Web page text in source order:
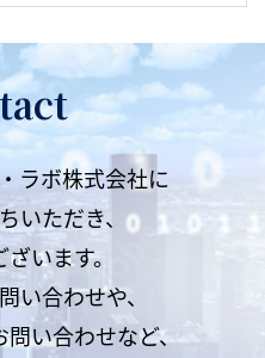
ラボ株式会社に
いただき、
います。
い合わせや、
い合わせなど、